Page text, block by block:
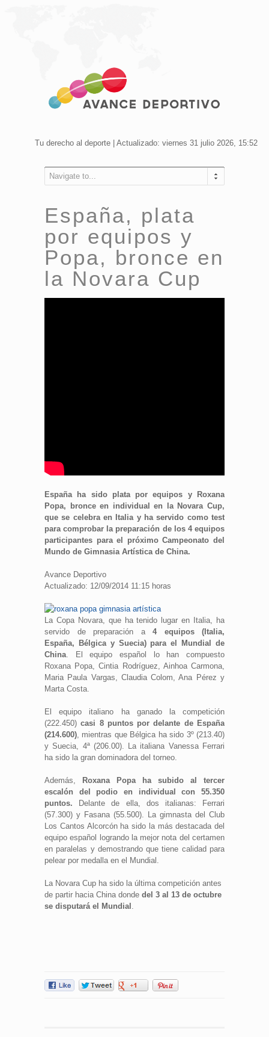
Tu derecho al deporte | Actualizado: viernes 31 julio 2026, 15:52
Navigate to...
España, plata
por equipos y
Popa, bronce en
la Novara Cup
España ha sido plata por equipos y Roxana
Popa, bronce en individual en la Novara Cup,
que se celebra en Italia y ha servido como test
para comprobar la preparación de los 4 equipos
participantes para el próximo Campeonato del
Mundo de Gimnasia Artística de China.
Avance Deportivo
Actualizado: 12/09/2014 11:15 horas
La Copa Novara, que ha tenido lugar en Italia, ha
servido de preparación a 4 equipos (Italia,
España, Bélgica y Suecia) para el Mundial de
China. El equipo español lo han compuesto
Roxana Popa, Cintia Rodríguez, Ainhoa ​​Carmona,
Maria Paula Vargas, Claudia Colom, Ana Pérez y
Marta Costa.
El equipo italiano ha ganado la competición
(222.450) casi 8 puntos por delante de España
(214.600), mientras que Bélgica ha sido 3º (213.40)
y Suecia, 4ª (206.00). La italiana Vanessa Ferrari
ha sido la gran dominadora del torneo.
Además,
Roxana Popa ha subido al tercer
escalón del podio en individual con 55.350
puntos. Delante de ella, dos italianas: Ferrari
(57.300) y Fasana (55.500). La gimnasta del Club
Los Cantos Alcorcón ha sido la más destacada del
equipo español logrando la mejor nota del certamen
en paralelas y demostrando que tiene calidad para
pelear por medalla en el Mundial.
La Novara Cup ha sido la última competición antes
de partir hacia China donde del 3 al 13 de octubre
se disputará el Mundial .